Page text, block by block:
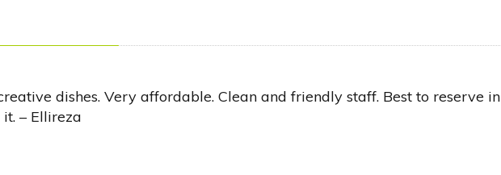
dishes. Very affordable. Clean and friendly staff. Best to reserve in
– Ellireza